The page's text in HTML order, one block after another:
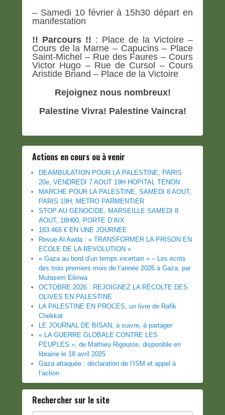
– Samedi 10 février à 15h30 départ en
manifestation
!! Parcours !! : Place de la Victoire –
Cours de la Marne – Capucins – Place
Saint-Michel – Rue des Faures – Cours
Victor Hugo – Rue de Cursol – Cours
Aristide Briand – Place de la Victoire
Rejoignez nous nombreux!
Palestine Vivra! Palestine Vaincra!
Actions en cours ou à venir
DEAMBULATION POUR LA PALESTINE, PARIS
20e, VENDREDI 7 AOUT 19H HOPITAL TENON
MARCHE POUR LA PALESTINE, SAMEDI 8 AOUT,
PARIS 19H, METRO PARMENTIER
STOP AU GENOCIDE, MARSEILLE SAMEDI 8
AOUT, 18H00, PORTE D’AIX
183.465 € EN UNE JOURNEE
Revue Al Awda : « TRANSFORMER LA PRISON EN
ECOLE DE LA REVOLUTION »
« Gaza au bord d’un temps incertain » – Les écrits
des trois premiers mois de l’année 2026 à Gaza, par
Mutasem Eleïwa
OCTOBRE 2026 : REJOIGNEZ LA RÉCOLTE DES
OLIVES EN PALESTINE
LA PALESTINE EN PROCES, un livre de Rafik
Chekkat
LE JOURNAL DE BISAN, à suivre, à partager
« LA GUERRE GLOBALE CONTRE LES
PEUPLES », de Mathieu Rigouste, disponible en
librairie le 18 avril 2025
Gaza attaquée : déclaration de l’ISM et appel à
l’action
Rechercher sur le site